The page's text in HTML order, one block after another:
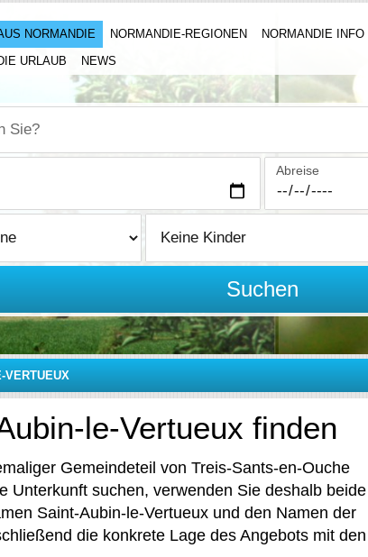
NORMANDIE NORMANDIE-REGIONEN
NORMANDIE INFO
URLAUB
NEWS
Abreise
Suchen
VERTUEUX
le-Vertueux finden
Gemeindeteil von Treis-Sants-en-Ouche
Unterkunft suchen, verwenden Sie deshalb beide
Saint-Aubin-le-Vertueux und den Namen der
die konkrete Lage des Angebots mit den